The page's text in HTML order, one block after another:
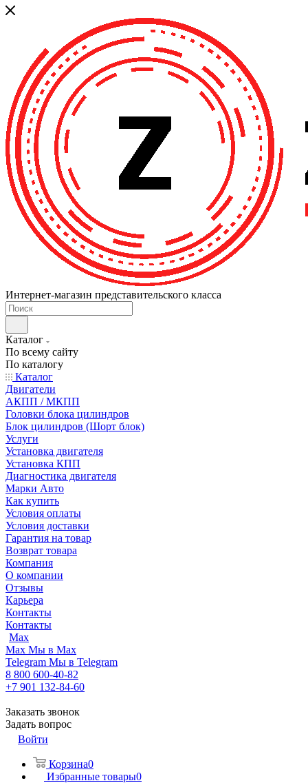
Интернет-магазин представительского класса
Каталог
По всему сайту
По каталогу
Каталог
Двигатели
АКПП / МКПП
Головки блока цилиндров
Блок цилиндров (Шорт блок)
Услуги
Установка двигателя
Установка КПП
Диагностика двигателя
Марки Авто
Как купить
Условия оплаты
Условия доставки
Гарантия на товар
Возврат товара
Компания
О компании
Отзывы
Карьера
Контакты
Контакты
Max
Max Мы в Max
Telegram Мы в Telegram
8 800 600-40-82
+7 901 132-84-60
Заказать звонок
Задать вопрос
Войти
Корзина0
Избранные товары0